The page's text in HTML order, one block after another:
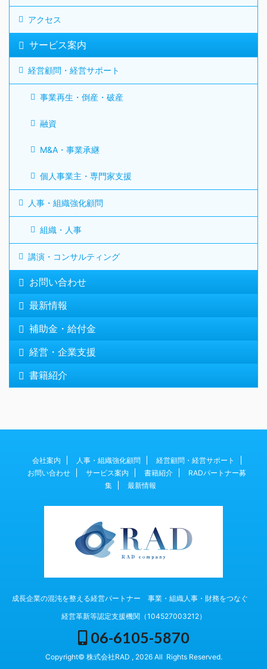
アクセス
サービス案内
経営顧問・経営サポート
事業再生・倒産・破産
融資
M&A・事業承継
個人事業主・専門家支援
人事・組織強化顧問
組織・人事
講演・コンサルティング
お問い合わせ
最新情報
補助金・給付金
経営・企業支援
書籍紹介
会社案内 人事・組織強化顧問
経営顧問・経営サポート
お問い合わせ
サービス案内 書籍紹介
RADパートナー募
集
最新情報
成長企業の混沌を整える経営パートナー 事業・組織人事・財務をつなぐ
経営革新等認定支援機関（104527003212）
06-6105-5870
Copyright© 株式会社RAD , 2026 All Rights Reserved.